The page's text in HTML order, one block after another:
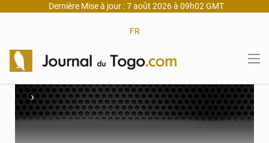
Dernière Mise à jour : 7 août 2026 à 09h02 GMT
FR
›